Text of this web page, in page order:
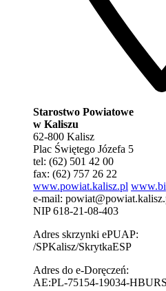
Starostwo Powiatowe
w Kaliszu
62-800 Kalisz
Plac Świętego Józefa 5
tel: (62) 501 42 00
fax: (62) 757 26 22
www.powiat.kalisz.pl
e-mail:
NIP 618-21-08-403
Adres skrzynki ePUAP:
/SPKalisz/SkrytkaESP
Adres do e-Doręczeń:
AE:PL-75154-19034-